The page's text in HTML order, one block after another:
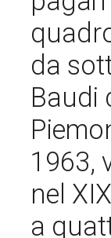
da
Baudi
1963,
nel
a